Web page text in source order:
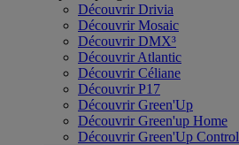
Découvrir Drivia
Découvrir Mosaic
Découvrir DMX³
Découvrir Atlantic
Découvrir Céliane
Découvrir P17
Découvrir Green'Up
Découvrir Green'up Home
Découvrir Green'Up Control